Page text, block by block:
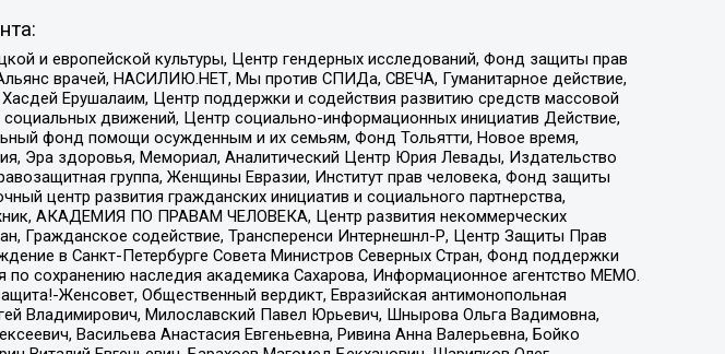
и европейской культуры, Центр гендерных исследований, Фонд защиты прав
врачей, НАСИЛИЮ.НЕТ, Мы против СПИДа, СВЕЧА, Гуманитарное действие,
Ерушалаим, Центр поддержки и содействия развитию средств массовой
движений, Центр социально-информационных инициатив Действие,
фонд помощи осужденным и их семьям, Фонд Тольятти, Новое время,
Эра здоровья, Мемориал, Аналитический Центр Юрия Левады, Издательство
группа, Женщины Евразии, Институт прав человека, Фонд защиты
центр развития гражданских инициатив и социального партнерства,
АКАДЕМИЯ ПО ПРАВАМ ЧЕЛОВЕКА, Центр развития некоммерческих
Гражданское содействие, Трансперенси Интернешнл-Р, Центр Защиты Прав
в Санкт-Петербурге Совета Министров Северных Стран, Фонд поддержки
сохранению наследия академика Сахарова, Информационное агентство МЕМО.
Женсовет, Общественный вердикт, Евразийская антимонопольная
Владимирович, Милославский Павел Юрьевич, Шнырова Ольга Вадимовна,
Васильева Анастасия Евгеньевна, Ривина Анна Валерьевна, Бойко